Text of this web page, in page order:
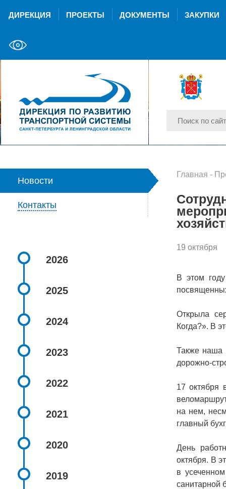
ДИРЕКЦИЯ ПРОЕКТЫ ДОКУМЕНТЫ ЗАКУПКИ
Новости
Контакты
2026
2025
2024
2023
2022
2021
2020
2019
Главная -
19 октября
В этом
Открыла
Когда?». В
Также наша
дорожно-
17 октября
на нем,
главный
День
октября. В
в
санитарной